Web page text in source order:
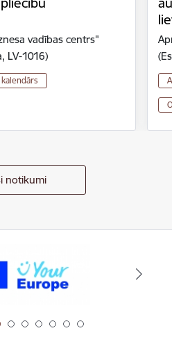
vadības centrs"
LV-1016)
notikumi